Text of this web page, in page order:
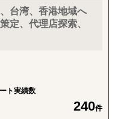
ます。
ジ
望国選定・需要調
期営業仮説の整理ま
し、次の意思決定に
、実践的なアドバイス
掘、現地拠点/オペレ
獲得、現地事業マネ
ートアップ企業ま
進出ニーズに応じたソ
台湾、香港地域へ
定、代理店探索、
ト実績数
240件